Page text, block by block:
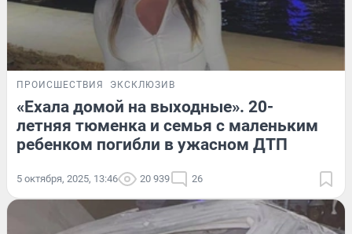
ПРОИСШЕСТВИЯ ЭКСКЛЮЗИВ
«Ехала домой на выходные». 20-
летняя тюменка и семья с маленьким
ребенком погибли в ужасном ДТП
5 октября, 2025, 13:46 20 939 26